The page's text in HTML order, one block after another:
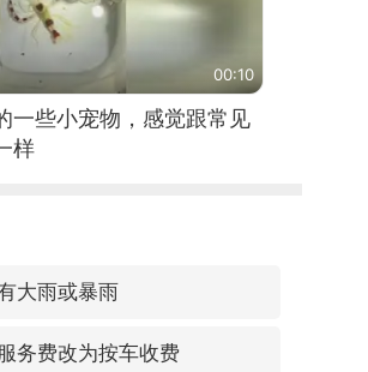
00:10
一些小宠物，感觉跟常见
样
大雨或暴雨
务费改为按车收费